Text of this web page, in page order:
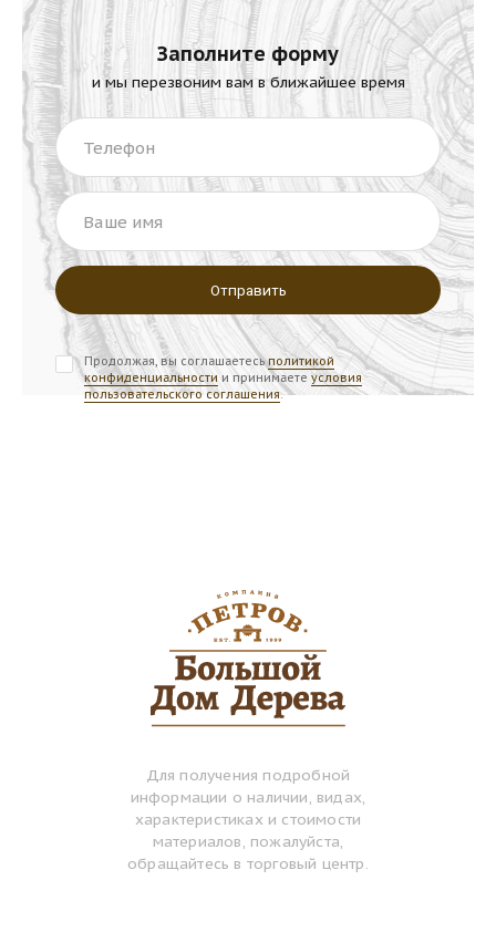
Заполните форму
и мы перезвоним вам в ближайшее время
Телефон
Ваше имя
Продолжая, вы соглашаетесьполитикой
конфиденциальности и принимаете условия
пользовательского соглашения.
Для получения подробной
информации о наличии, видах,
характеристиках и стоимости
материалов, пожалуйста,
обращайтесь в торговый центр.